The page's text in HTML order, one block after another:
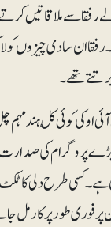
رفقا سے ملاقاتیں
ان سادی چیزوں
تھے۔
ہے، ایس آئی او کی
پروگرام کی صدارت
ہے۔ کسی طرح دلی کا
فوری طور پر کار مل